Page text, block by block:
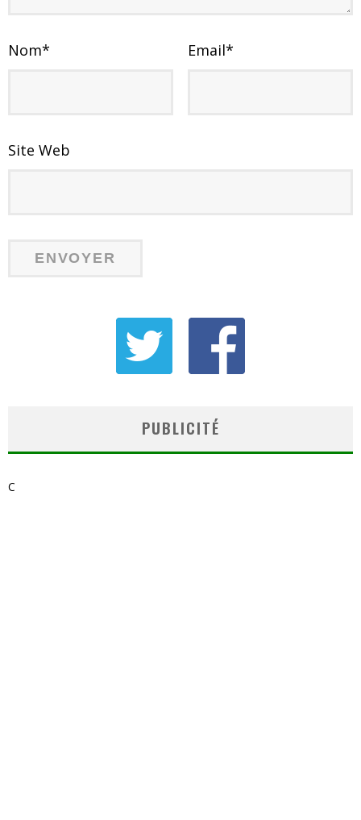
Nom* Email*
Site Web
PUBLICITÉ
C